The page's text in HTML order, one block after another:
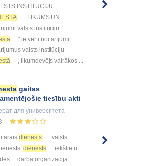
INSTITŪCIJU
: LIKUMS UN ...
valsts institūciju
” ietverti nodarījumi, ...
valsts institūciju
, likumdevējs vairākos ...
gaitas
tiesību akti
для университета
dienests
, valsts
dienests
iekšlietu
... darba organizācija.